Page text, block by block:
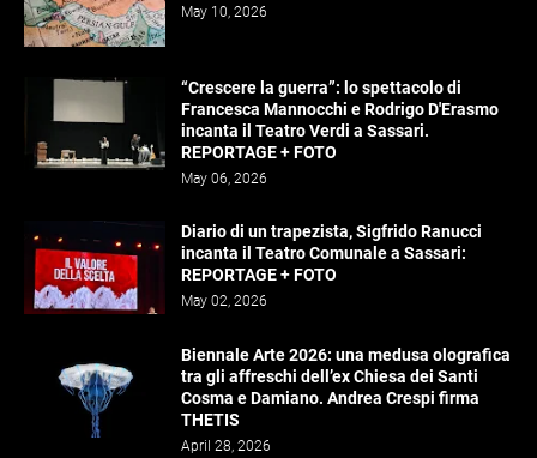
May 10, 2026
“Crescere la guerra”: lo spettacolo di
Francesca Mannocchi e Rodrigo D'Erasmo
incanta il Teatro Verdi a Sassari.
REPORTAGE + FOTO
May 06, 2026
Diario di un trapezista, Sigfrido Ranucci
incanta il Teatro Comunale a Sassari:
REPORTAGE + FOTO
May 02, 2026
Biennale Arte 2026: una medusa olografica
tra gli affreschi dell’ex Chiesa dei Santi
Cosma e Damiano. Andrea Crespi firma
THETIS
April 28, 2026